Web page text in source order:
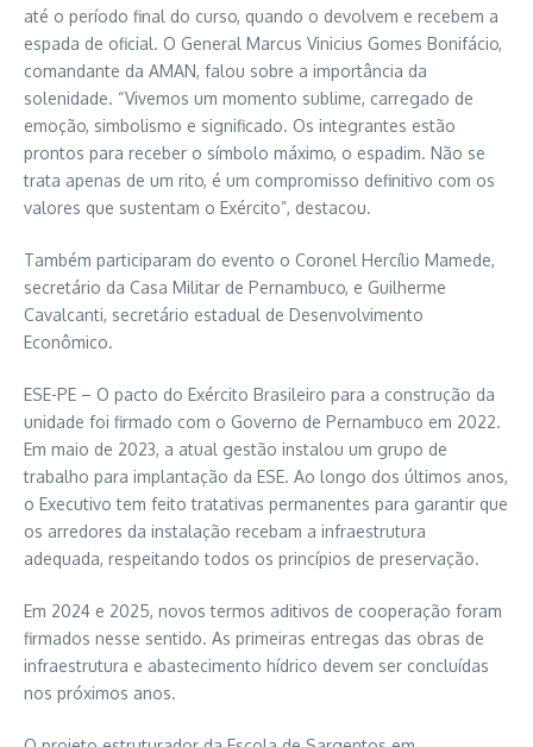
até o período final do curso, quando o devolvem e recebem a
espada de oficial. O General Marcus Vinicius Gomes Bonifácio,
comandante da AMAN, falou sobre a importância da
solenidade. “Vivemos um momento sublime, carregado de
emoção, simbolismo e significado. Os integrantes estão
prontos para receber o símbolo máximo, o espadim. Não se
trata apenas de um rito, é um compromisso definitivo com os
valores que sustentam o Exército”, destacou.
Também participaram do evento o Coronel Hercílio Mamede,
secretário da Casa Militar de Pernambuco, e Guilherme
Cavalcanti, secretário estadual de Desenvolvimento
Econômico.
ESE-PE – O pacto do Exército Brasileiro para a construção da
unidade foi firmado com o Governo de Pernambuco em 2022.
Em maio de 2023, a atual gestão instalou um grupo de
trabalho para implantação da ESE. Ao longo dos últimos anos,
o Executivo tem feito tratativas permanentes para garantir que
os arredores da instalação recebam a infraestrutura
adequada, respeitando todos os princípios de preservação.
Em 2024 e 2025, novos termos aditivos de cooperação foram
firmados nesse sentido. As primeiras entregas das obras de
infraestrutura e abastecimento hídrico devem ser concluídas
nos próximos anos.